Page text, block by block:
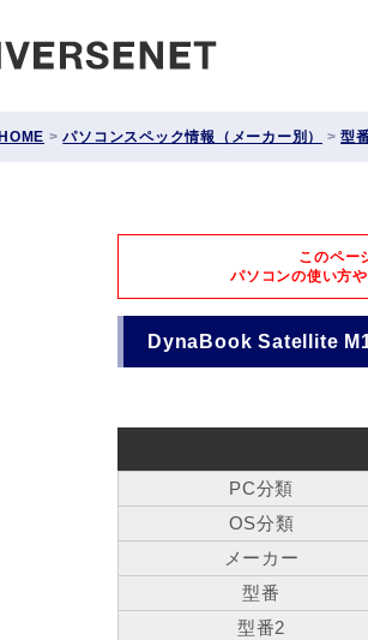
HOME >パソコンスペック情報（メーカー別） >型
このペー
パソコンの使い方
DynaBook Satellite
PC分類
OS分類
メーカー
型番
型番2